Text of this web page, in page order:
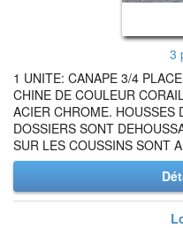
3
1 UNITE: CANAPE 3/4
CHINE DE COULEUR
ACIER CHROME. HOUSSES
DOSSIERS SONT
SUR LES COUSSINS SONT